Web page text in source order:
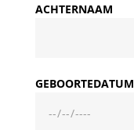
ACHTERNAAM
GEBOORTEDATUM